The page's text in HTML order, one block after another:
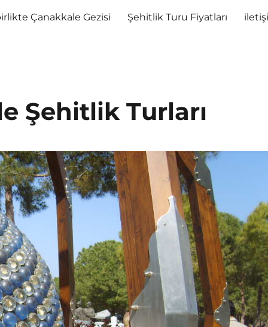
Çanakkale Gezisi Şehitlik Turu Fiyatları
Şehitlik Turları